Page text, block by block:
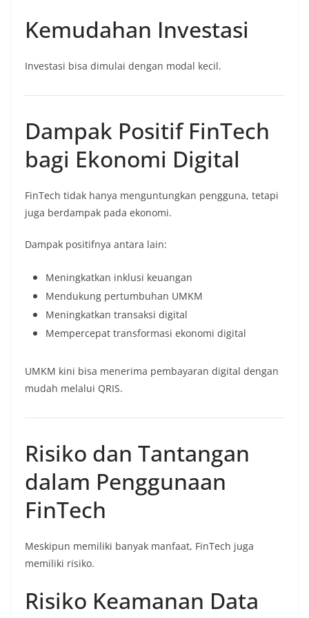
Kemudahan Investasi
Investasi bisa dimulai dengan modal kecil.
Dampak Positif FinTech
bagi Ekonomi Digital
FinTech tidak hanya menguntungkan pengguna, tetapi
juga berdampak pada ekonomi.
Dampak positifnya antara lain:
Meningkatkan inklusi keuangan
Mendukung pertumbuhan UMKM
Meningkatkan transaksi digital
Mempercepat transformasi ekonomi digital
UMKM kini bisa menerima pembayaran digital dengan
mudah melalui QRIS.
Risiko dan Tantangan
dalam Penggunaan
FinTech
Meskipun memiliki banyak manfaat, FinTech juga
memiliki risiko.
Risiko Keamanan Data